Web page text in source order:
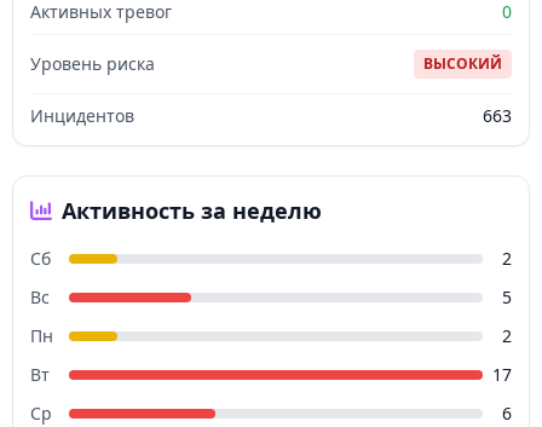
Активных тревог 0
Уровень риска ВЫСОКИЙ
Инцидентов 663
Активность за неделю
Сб
2
Вс
5
Пн
2
Вт
17
Ср
6